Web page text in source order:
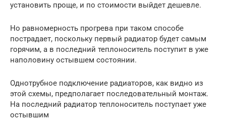
установить проще, и по стоимости выйдет дешевле.
Но равномерность прогрева при таком способе
пострадает, поскольку первый радиатор будет самым
горячим, а в последний теплоноситель поступит в уже
наполовину остывшем состоянии.
Однотрубное подключение радиаторов, как видно из
этой схемы, предполагает последовательный монтаж.
На последний радиатор теплоноситель поступает уже
остывшим